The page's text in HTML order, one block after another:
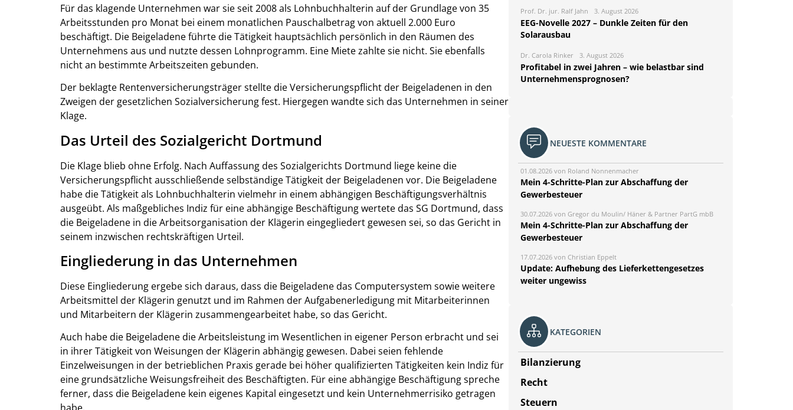
Für das klagende Unternehmen war sie seit 2008 als Lohnbuchhalterin auf der Grundlage von 35
Arbeitsstunden pro Monat bei einem monatlichen Pauschalbetrag von aktuell 2.000 Euro
beschäftigt. Die Beigeladene führte die Tätigkeit hauptsächlich persönlich in den Räumen des
Unternehmens aus und nutzte dessen Lohnprogramm. Eine Miete zahlte sie nicht. Sie ebenfalls
nicht an bestimmte Arbeitszeiten gebunden.
Der beklagte Rentenversicherungsträger stellte die Versicherungspflicht der Beigeladenen in den
Zweigen der gesetzlichen Sozialversicherung fest. Hiergegen wandte sich das Unternehmen in seiner
Klage.
Das Urteil des Sozialgericht Dortmund
Die Klage blieb ohne Erfolg. Nach Auffassung des Sozialgerichts Dortmund liege keine die
Versicherungspflicht ausschließende selbständige Tätigkeit der Beigeladenen vor. Die Beigeladene
habe die Tätigkeit als Lohnbuchhalterin vielmehr in einem abhängigen Beschäftigungsverhältnis
ausgeübt. Als maßgebliches Indiz für eine abhängige Beschäftigung wertete das SG Dortmund, dass
die Beigeladene in die Arbeitsorganisation der Klägerin eingegliedert gewesen sei, so das Gericht in
seinem inzwischen rechtskräftigen Urteil.
Eingliederung in das Unternehmen
Diese Eingliederung ergebe sich daraus, dass die Beigeladene das Computersystem sowie weitere
Arbeitsmittel der Klägerin genutzt und im Rahmen der Aufgabenerledigung mit Mitarbeiterinnen
und Mitarbeitern der Klägerin zusammengearbeitet habe, so das Gericht.
Auch habe die Beigeladene die Arbeitsleistung im Wesentlichen in eigener Person erbracht und sei
in ihrer Tätigkeit von Weisungen der Klägerin abhängig gewesen. Dabei seien fehlende
Einzelweisungen in der betrieblichen Praxis gerade bei höher qualifizierten Tätigkeiten kein Indiz für
eine grundsätzliche Weisungsfreiheit des Beschäftigten. Für eine abhängige Beschäftigung spreche
ferner, dass die Beigeladene kein eigenes Kapital eingesetzt und kein Unternehmerrisiko getragen
Prof. Dr. jur. Ralf Jahn 3. August 2026
EEG-Novelle 2027 – Dunkle Zeiten für den
Solarausbau
Dr. Carola Rinker 3. August 2026
Profitabel in zwei Jahren – wie belastbar sind
Unternehmensprognosen?
NEUESTE KOMMENTARE
01.08.2026 von Roland Nonnenmacher
Mein 4-Schritte-Plan zur Abschaffung der
Gewerbesteuer
30.07.2026 von Gregor du Moulin/ Häner & Partner PartG mbB
Mein 4-Schritte-Plan zur Abschaffung der
Gewerbesteuer
17.07.2026 von Christian Eppelt
Update: Aufhebung des Lieferkettengesetzes
weiter ungewiss
KATEGORIEN
Bilanzierung
Recht
Steuern